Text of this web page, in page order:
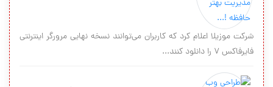
شرکت موزیلا اعلام کرد که کاربران می‌توانند نسخه نهایی مرورگر اینترنتی
فایرفاکس ۷ را دانلود کنند...